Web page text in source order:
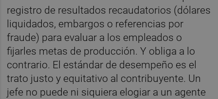
registro de resultados recaudatorios (dólares
liquidados, embargos o referencias por
fraude) para evaluar a los empleados o
fijarles metas de producción. Y obliga a lo
contrario. El estándar de desempeño es el
trato justo y equitativo al contribuyente. Un
jefe no puede ni siquiera elogiar a un agente